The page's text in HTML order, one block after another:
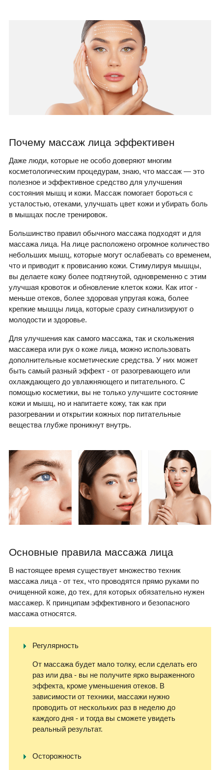
Почему массаж лица эффективен
Даже люди, которые не особо доверяют многим
косметологическим процедурам, знаю, что массаж — это
полезное и эффективное средство для улучшения
состояния мышц и кожи. Массаж помогает бороться с
усталостью, отеками, улучшать цвет кожи и убирать боль
в мышцах после тренировок.
Большинство правил обычного массажа подходят и для
массажа лица. На лице расположено огромное количество
небольших мышц, которые могут ослабевать со временем,
что и приводит к провисанию кожи. Стимулируя мышцы,
вы делаете кожу более подтянутой, одновременно с этим
улучшая кровоток и обновление клеток кожи. Как итог -
меньше отеков, более здоровая упругая кожа, более
крепкие мышцы лица, которые сразу сигнализируют о
молодости и здоровье.
Для улучшения как самого массажа, так и скольжения
массажера или рук о коже лица, можно использовать
дополнительные косметические средства. У них может
быть самый разный эффект - от разогревающего или
охлаждающего до увлажняющего и питательного. С
помощью косметики, вы не только улучшите состояние
кожи и мышц, но и напитаете кожу, так как при
разогревании и открытии кожных пор питательные
вещества глубже проникнут внутрь.
Основные правила массажа лица
В настоящее время существует множество техник
массажа лица - от тех, что проводятся прямо руками по
очищенной коже, до тех, для которых обязательно нужен
массажер. К принципам эффективного и безопасного
массажа относятся.
Регулярность
От массажа будет мало толку, если сделать его
раз или два - вы не получите ярко выраженного
эффекта, кроме уменьшения отеков. В
зависимости от техники, массажи нужно
проводить от нескольких раз в неделю до
каждого дня - и тогда вы сможете увидеть
реальный результат.
Осторожность